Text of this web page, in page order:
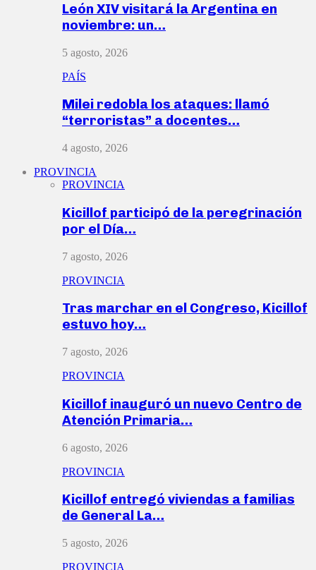
León XIV visitará la Argentina en
noviembre: un…
5 agosto, 2026
PAÍS
Milei redobla los ataques: llamó
“terroristas” a docentes…
4 agosto, 2026
PROVINCIA
PROVINCIA
Kicillof participó de la peregrinación
por el Día…
7 agosto, 2026
PROVINCIA
Tras marchar en el Congreso, Kicillof
estuvo hoy…
7 agosto, 2026
PROVINCIA
Kicillof inauguró un nuevo Centro de
Atención Primaria…
6 agosto, 2026
PROVINCIA
Kicillof entregó viviendas a familias
de General La…
5 agosto, 2026
PROVINCIA